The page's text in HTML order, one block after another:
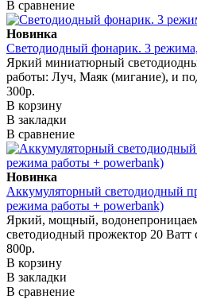
В сравнение
Новинка
Светодиодный фонарик. 3
Яркий миниатюрный
работы: Луч, Маяк (мигание), и
300р.
В корзину
В закладки
В сравнение
Новинка
Аккумуляторный светодиодный
режима работы + powerbank)
Яркий, мощный,
светодиодный прожектор 20 Ватт
800р.
В корзину
В закладки
В сравнение